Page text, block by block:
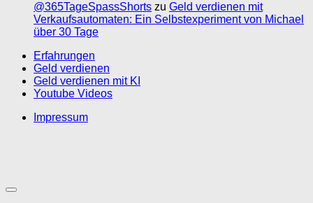
@365TageSpassShorts zu Geld verdienen mit
Verkaufsautomaten: Ein Selbstexperiment von Michael
über 30 Tage
Erfahrungen
Geld verdienen
Geld verdienen mit KI
Youtube Videos
Impressum